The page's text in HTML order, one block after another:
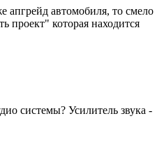
апгрейд автомобиля, то смело
проект" которая находится
системы? Усилитель звука -